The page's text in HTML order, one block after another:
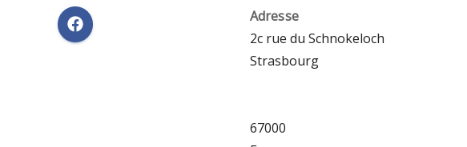
Adresse
2c rue du Schnokeloch
Strasbourg
67000